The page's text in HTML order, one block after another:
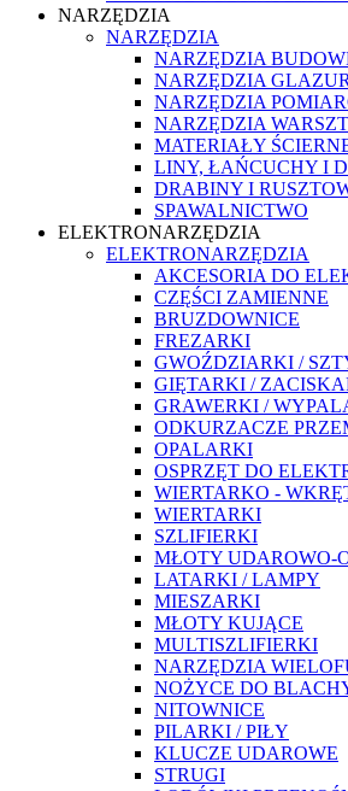
NARZĘDZIA
NARZĘDZIA
NARZĘDZIA
NARZĘDZIA
NARZĘDZIA
NARZĘDZIA
MATERIAŁY
LINY, ŁAŃCUCHY I
DRABINY I
SPAWALNICTWO
ELEKTRONARZĘDZIA
ELEKTRONARZĘDZIA
AKCESORIA DO
CZĘŚCI ZAMIENNE
BRUZDOWNICE
FREZARKI
GWOŹDZIARKI /
GIĘTARKI /
GRAWERKI /
ODKURZACZE
OPALARKI
OSPRZĘT DO
WIERTARKO -
WIERTARKI
SZLIFIERKI
MŁOTY UDAROWO-
LATARKI / LAMPY
MIESZARKI
MŁOTY KUJĄCE
MULTISZLIFIERKI
NARZĘDZIA
NOŻYCE DO
NITOWNICE
PILARKI / PIŁY
KLUCZE UDAROWE
STRUGI